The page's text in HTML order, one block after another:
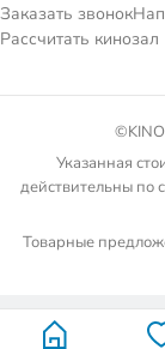
Заказать звонок
Рассчитать кинозал
Указанная
действительны по
Товарные